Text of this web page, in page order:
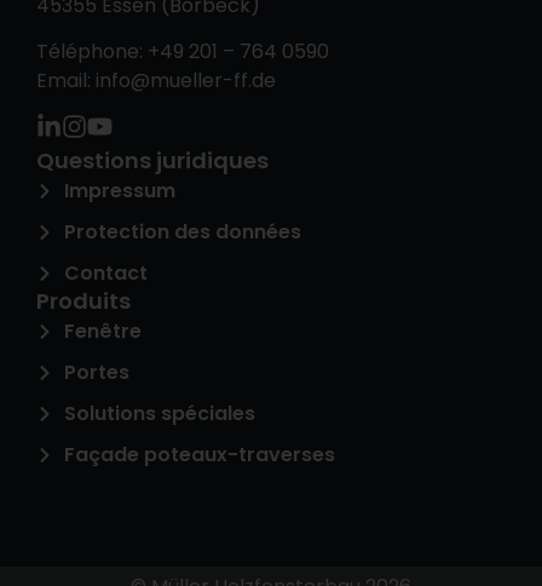
Téléphone: +49 201 – 764 0590
Email: info@mueller-ff.de
Questions juridiques
Impressum
Protection des données
Contact
Produits
Fenêtre
Portes
Solutions spéciales
Façade poteaux-traverses